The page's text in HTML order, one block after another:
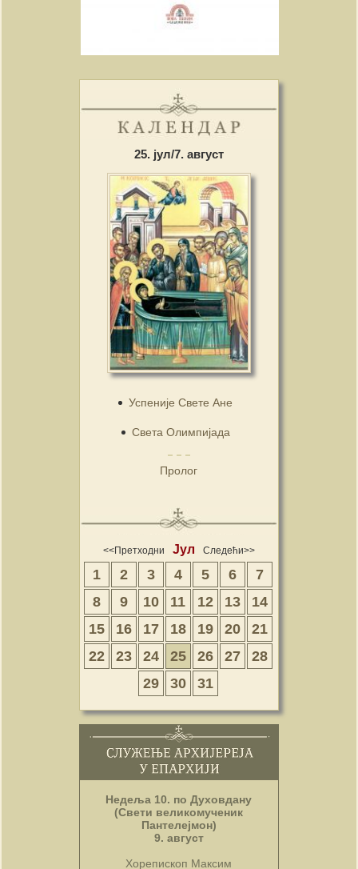
25. јул/7. август
Успеније Свете Ане
Света Олимпијада
Пролог
<<Претходни Јул Следећи>>
1 2 3 4 5 6
7
8
9 10 11 12 13
14
15
16 17 18 19 20
21
22
23 24 25 26 27
28
29
30 31
Недеља 10. по Духовдану
(Свети великомученик
Пантелејмон)
9. август
Хорепископ Максим